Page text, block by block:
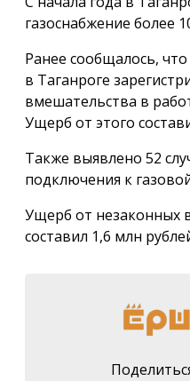
газоснабжение более
Ранее сообщалось,
в Таганроге
вмешательства в
Ущерб от этого
Также выявлено 52
подключения к
Ущерб от незаконных
составил 1,6 млн